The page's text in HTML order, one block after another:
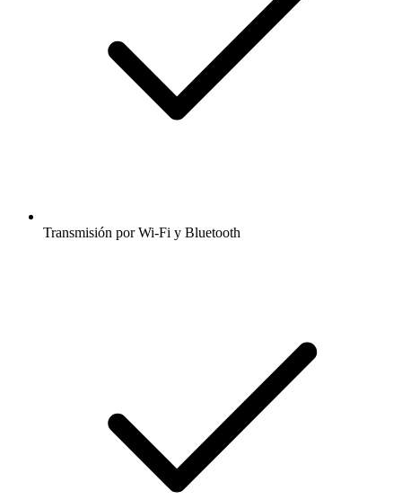
Transmisión por Wi-Fi y Bluetooth